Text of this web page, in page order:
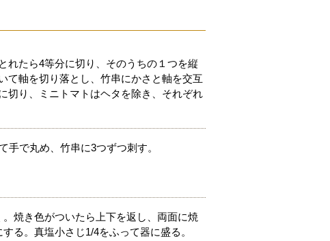
れたら4等分に切り、そのうちの１つを縦
て軸を切り落とし、竹串にかさと軸を交互
切り、ミニトマトはヘタを除き、それぞれ
手で丸め、竹串に3つずつ刺す。
焼き色がついたら上下を返し、両面に焼
る。真塩小さじ1/4をふって器に盛る。